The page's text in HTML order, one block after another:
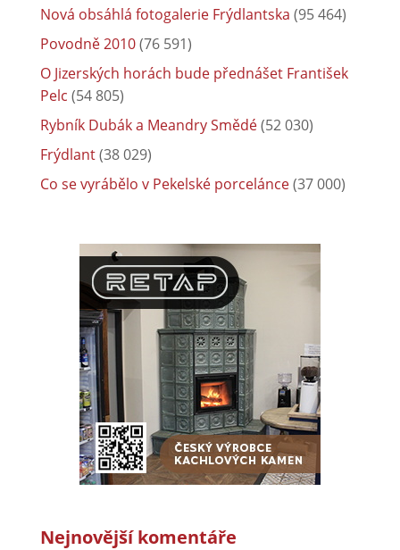
Nová obsáhlá fotogalerie Frýdlantska (95 464)
Povodně 2010(76 591)
O Jizerských horách bude přednášet František
Pelc (54 805)
Rybník Dubák a Meandry Smědé(52 030)
Frýdlant(38 029)
Co se vyrábělo v Pekelské porcelánce(37 000)
Nejnovější komentáře